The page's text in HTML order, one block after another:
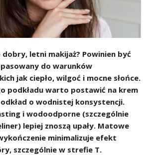
dobry, letni makijaż? Powinien być
do warunków
jak ciepło, wilgoć i mocne słońce.
podkładu warto postawić na krem
o wodnistej konsystencji.
i wodoodporne (szczególnie
lepiej znoszą upały. Matowe
minimalizuje efekt
szczególnie w strefie T.